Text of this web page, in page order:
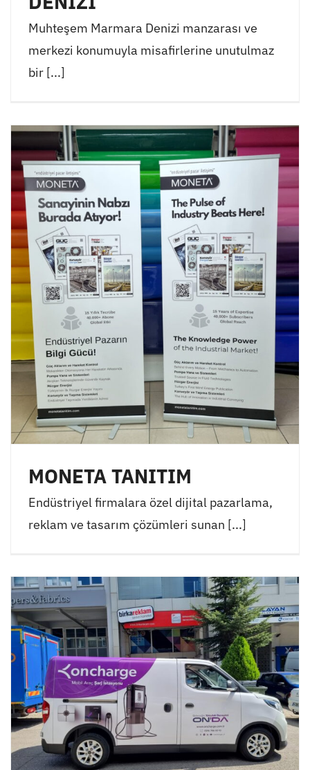
Muhteşem Marmara Denizi manzarası ve
merkezi konumuyla misafirlerine unutulmaz
bir [...]
MONETA TANITIM
Endüstriyel firmalara özel dijital pazarlama,
reklam ve tasarım çözümleri sunan [...]